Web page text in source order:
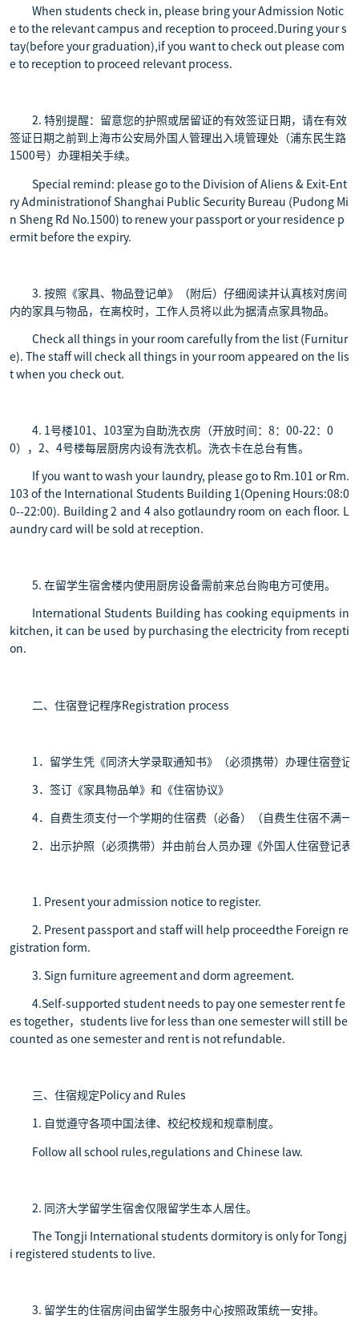
When students check in, please bring your Admission Notic
e to the relevant campus and reception to proceed.During your s
tay(before your graduation),if you want to check out please com
e to reception to proceed relevant process.
2. 特别提醒：留意您的护照或居留证的有效签证日期，请在有效
签证日期之前到上海市公安局外国人管理出入境管理处（浦东民生路
1500号）办理相关手续。
Special remind: please go to the Division of Aliens & Exit-Ent
ry Administrationof Shanghai Public Security Bureau (Pudong Mi
n Sheng Rd No.1500) to renew your passport or your residence p
ermit before the expiry.
3. 按照《家具、物品登记单》（附后）仔细阅读并认真核对房间
内的家具与物品，在离校时，工作人员将以此为据清点家具物品。
Check all things in your room carefully from the list (Furnitur
e). The staff will check all things in your room appeared on the lis
t when you check out.
4. 1号楼101、103室为自助洗衣房（开放时间：8：00-22：0
0），2、4号楼每层厨房内设有洗衣机。洗衣卡在总台有售。
If you want to wash your laundry, please go to Rm.101 or Rm.
103 of the International Students Building 1(Opening Hours:08:0
0--22:00). Building 2 and 4 also gotlaundry room on each floor. L
aundry card will be sold at reception.
5. 在留学生宿舍楼内使用厨房设备需前来总台购电方可使用。
International Students Building has cooking equipments in
kitchen, it can be used by purchasing the electricity from recepti
on.
二、住宿登记程序Registration process
1．留学生凭《同济大学录取通知书》（必须携带）办理住宿登记
3．签订《家具物品单》和《住宿协议》
4．自费生须支付一个学期的住宿费（必备）（自费生住宿不满一
2．出示护照（必须携带）并由前台人员办理《外国人住宿登记表
1. Present your admission notice to register.
2. Present passport and staff will help proceedthe Foreign re
gistration form.
3. Sign furniture agreement and dorm agreement.
4.Self-supported student needs to pay one semester rent fe
es together，students live for less than one semester will still be
counted as one semester and rent is not refundable.
三、住宿规定Policy and Rules
1. 自觉遵守各项中国法律、校纪校规和规章制度。
Follow all school rules,regulations and Chinese law.
2. 同济大学留学生宿舍仅限留学生本人居住。
The Tongji International students dormitory is only for Tongj
i registered students to live.
3. 留学生的住宿房间由留学生服务中心按照政策统一安排。